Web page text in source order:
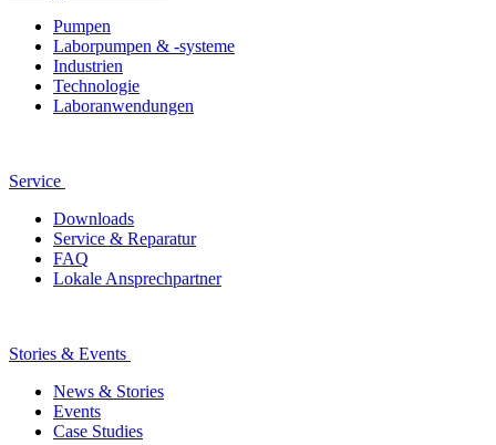
Pumpen
Laborpumpen & -systeme
Industrien
Technologie
Laboranwendungen
Service
Downloads
Service & Reparatur
FAQ
Lokale Ansprechpartner
Stories & Events
News & Stories
Events
Case Studies